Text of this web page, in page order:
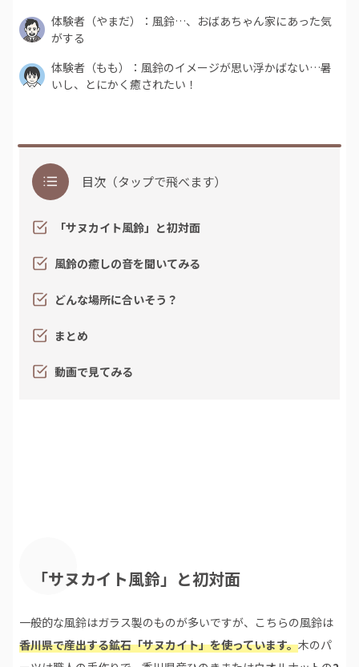
体験者（やまだ）：風鈴…、おばあちゃん家にあった気
がする
体験者（もも）：風鈴のイメージが思い浮かばない…暑
いし、とにかく癒されたい！
目次（タップで飛べます）
「サヌカイト風鈴」と初対面
風鈴の癒しの音を聞いてみる
どんな場所に合いそう？
まとめ
動画で見てみる
「サヌカイト風鈴」と初対面
一般的な風鈴はガラス製のものが多いですが、こちらの風鈴は
香川県で産出する鉱石「サヌカイト」を使っています。木のパ